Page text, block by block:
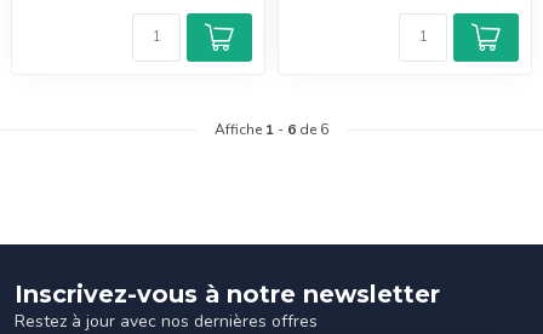
Affiche 1 - 6 de 6
Inscrivez-vous à notre newsletter
Restez à jour avec nos dernières offres